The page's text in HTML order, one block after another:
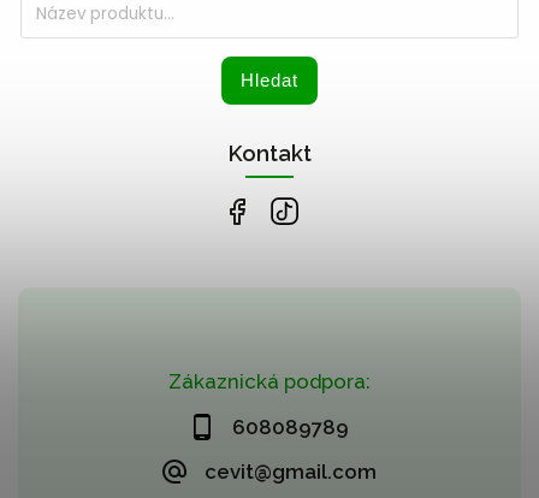
Zákaznická podpora:
608089789
cevit@gmail.com
Hledat
Kontakt